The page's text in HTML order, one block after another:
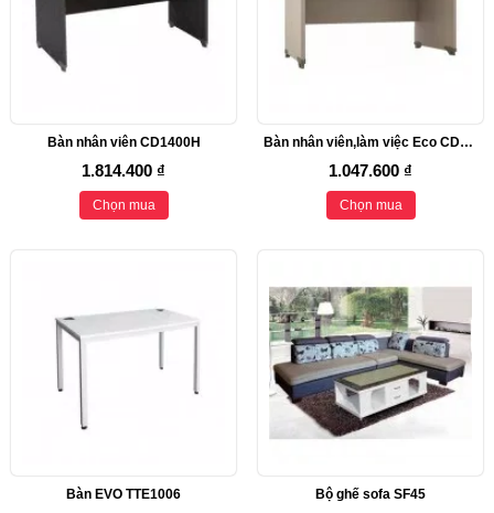
Bàn nhân viên CD1400H
1.814.400 ₫
Chọn mua
Bàn nhân viên,làm việc Eco CDE1206
1.047.600 ₫
Chọn mua
Bàn EVO TTE1006 Bộ ghế sofa SF45